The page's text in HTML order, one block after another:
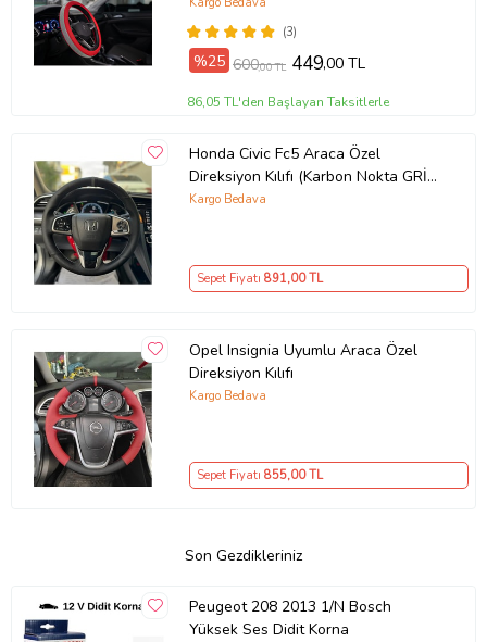
(3)
%25 600,00 TL 449,00 TL
86,05 TL'den Başlayan Taksitlerle
Honda Civic Fc5 Araca Özel
Direksiyon Kılıfı (Karbon Nokta GRİ
YÜZÜK)
Kargo Bedava
Sepet Fiyatı 891,00 TL
Opel Insignia Uyumlu Araca Özel
Direksiyon Kılıfı
Kargo Bedava
Sepet Fiyatı 855,00 TL
Son Gezdikleriniz
Peugeot 208 2013 1/N Bosch
Yüksek Ses Didit Korna